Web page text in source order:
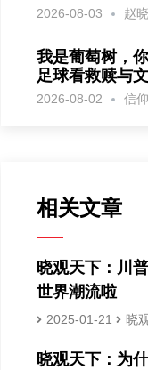
2026-08-03 赵
我是葡萄树，
足球看救赎与
2026-08-02 信
相关文章
晓观天下：川
世界潮流啦
2025-01-21 晓
晓观天下：为